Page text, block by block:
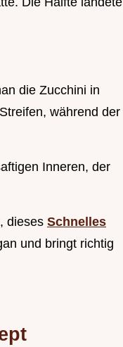
die Zucchini in
während der
Inneren, der
dieses Schnelles
und bringt richtig